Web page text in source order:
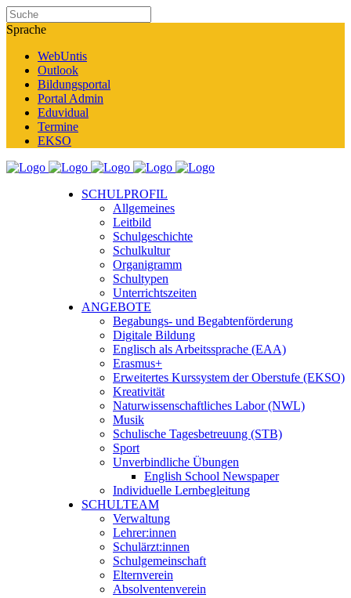
Sprache
WebUntis
Outlook
Bildungsportal
Portal Admin
Eduvidual
Termine
EKSO
SCHULPROFIL
Allgemeines
Leitbild
Schulgeschichte
Schulkultur
Organigramm
Schultypen
Unterrichtszeiten
ANGEBOTE
Begabungs- und Begabtenförderung
Digitale Bildung
Englisch als Arbeitssprache (EAA)
Erasmus+
Erweitertes Kurssystem der Oberstufe (EKSO)
Kreativität
Naturwissenschaftliches Labor (NWL)
Musik
Schulische Tagesbetreuung (STB)
Sport
Unverbindliche Übungen
English School Newspaper
Individuelle Lernbegleitung
SCHULTEAM
Verwaltung
Lehrer:innen
Schulärzt:innen
Schulgemeinschaft
Elternverein
Absolventenverein